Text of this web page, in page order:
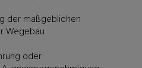
der maßgeblichen
Wegebau
oder